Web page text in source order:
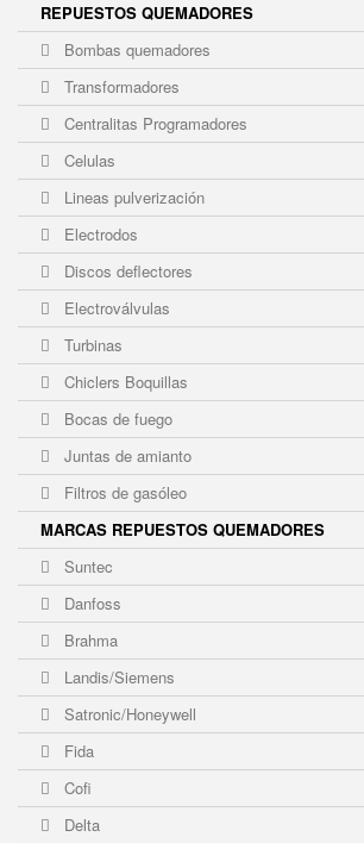
REPUESTOS QUEMADORES
Bombas quemadores
Transformadores
Centralitas Programadores
Celulas
Lineas pulverización
Electrodos
Discos deflectores
Electroválvulas
Turbinas
Chiclers Boquillas
Bocas de fuego
Juntas de amianto
Filtros de gasóleo
MARCAS REPUESTOS QUEMADORES
Suntec
Danfoss
Brahma
Landis/Siemens
Satronic/Honeywell
Fida
Cofi
Delta